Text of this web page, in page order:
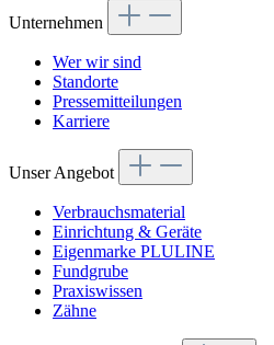
Unternehmen
Wer wir sind
Standorte
Pressemitteilungen
Karriere
Unser Angebot
Verbrauchsmaterial
Einrichtung & Geräte
Eigenmarke PLULINE
Fundgrube
Praxiswissen
Zähne